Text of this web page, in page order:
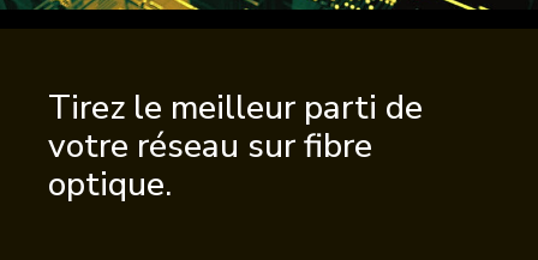
Tirez le meilleur parti de
votre réseau sur fibre
optique.